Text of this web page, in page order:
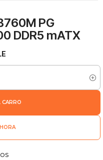
PG
DDR5 mATX
CARRO